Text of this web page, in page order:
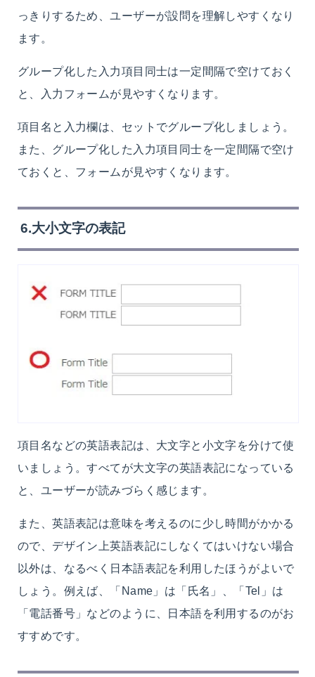
っきりするため、ユーザーが設問を理解しやすくなり
ます。
グループ化した入力項目同士は一定間隔で空けておく
と、入力フォームが見やすくなります。
項目名と入力欄は、セットでグループ化しましょう。
また、グループ化した入力項目同士を一定間隔で空け
ておくと、フォームが見やすくなります。
6.大小文字の表記
項目名などの英語表記は、大文字と小文字を分けて使
いましょう。すべてが大文字の英語表記になっている
と、ユーザーが読みづらく感じます。
また、英語表記は意味を考えるのに少し時間がかかる
ので、デザイン上英語表記にしなくてはいけない場合
以外は、なるべく日本語表記を利用したほうがよいで
しょう。例えば、「Name」は「氏名」、「Tel」は
「電話番号」などのように、日本語を利用するのがお
すすめです。